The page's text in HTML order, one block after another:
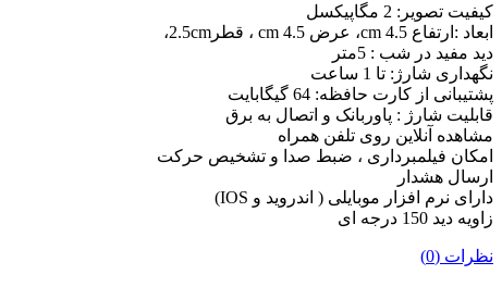
کیفیت تصویر: 2 مگاپیکسل
ابعاد :ارتفاع 4.5 cm، عرض 4.5 cm ، قطر2.5cm،
دید مفید در شب : 5متر
نگهداری شارژ: تا 1 ساعت
پشتیبانی از کارت حافظه: 64 گیگابایت
قابلیت شارژ : پاوربانک و اتصال به برق
مشاهده آنلاین روی تلفن همراه
امکان فیلمبرداری ، ضبط صدا و تشخیص حرکت
ارسال هشدار
دارای نرم افزار موبایلی ( اندروید و IOS)
زاویه دید 150 درجه ای
نظرات (0)